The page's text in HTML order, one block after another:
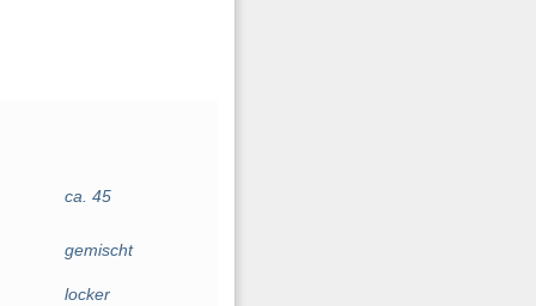
ca. 45
gemischt
locker